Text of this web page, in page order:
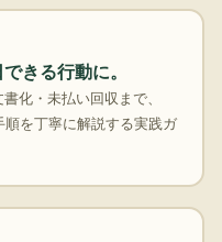
きる行動に。
化・未払い回収まで、
を丁寧に解説する実践ガ